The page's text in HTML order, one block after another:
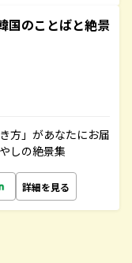
国のことばと絶景
方」があなたにお届
しの絶景集
詳細を見る